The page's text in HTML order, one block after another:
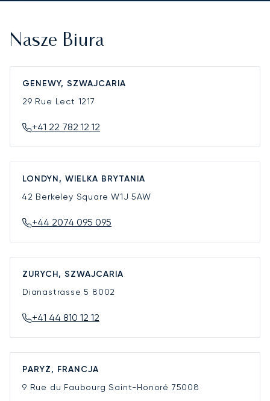
Nasze Biura
GENEWY, SZWAJCARIA
29 Rue Lect 1217
+41 22 782 12 12
LONDYN, WIELKA BRYTANIA
42 Berkeley SquareW1J 5AW
+44 2074 095 095
ZURYCH, SZWAJCARIA
Dianastrasse 5 8002
+41 44 810 12 12
PARYŻ, FRANCJA
9 Rue du Faubourg Saint-Honoré 75008